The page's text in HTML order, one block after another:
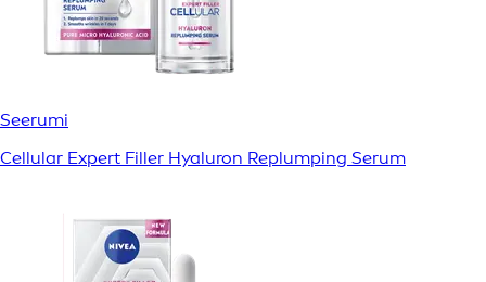
Seerumi
Cellular Expert Filler Hyaluron Replumping Serum